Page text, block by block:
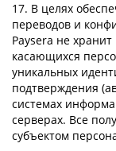
17. В целях
переводов и
Paysera не
касающихся
уникальных
подтверждения
системах
серверах. Все
субъектом